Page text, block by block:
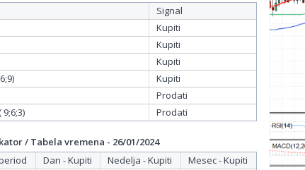
Signal
Kupiti
Kupiti
Kupiti
Kupiti
Prodati
Prodati
/ Tabela vremena - 26/01/2024
Dan - Kupiti Nedelja - Kupiti
Mesec - Kupiti